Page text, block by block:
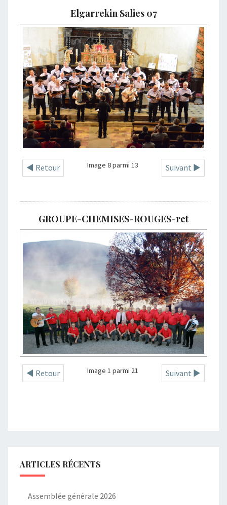
Elgarrekin Salies 07
◄ Retour Suivant ►
Image 8 parmi 13
GROUPE-CHEMISES-ROUGES-ret
◄ Retour Suivant ►
Image 1 parmi 21
ARTICLES RÉCENTS
Assemblée générale 2026